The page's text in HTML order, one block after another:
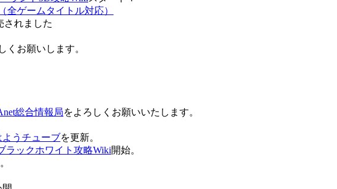
ゲームタイトル対応）
されました
お願いします。
総合情報局をよろしくお願いいたします。
ようチューブを更新。
ラックホワイト攻略Wiki開始。